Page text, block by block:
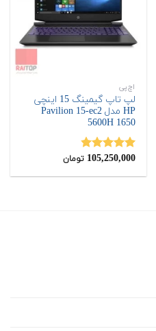
اچ‌پی
لپ تاپ گیمینگ 15 اینچی
HP مدل Pavilion 15-ec2
5600H 1650
نمره4.80
105,250,000 تومان